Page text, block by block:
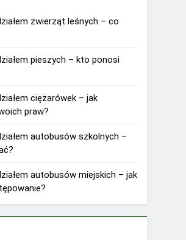
zwierząt leśnych – co
pieszych – kto ponosi
ciężarówek – jak
praw?
autobusów szkolnych –
autobusów miejskich – jak